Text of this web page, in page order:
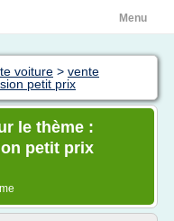
Menu
voiture > vente
petit prix
le thème :
petit prix